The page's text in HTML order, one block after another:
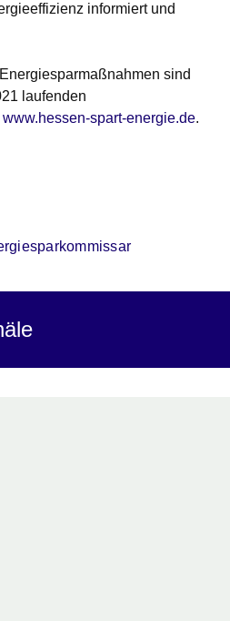
informiert und
sind
laufenden
www.hessen-spart-energie.de
sich in einem neuen Fenster
.
Fenster
Fenster